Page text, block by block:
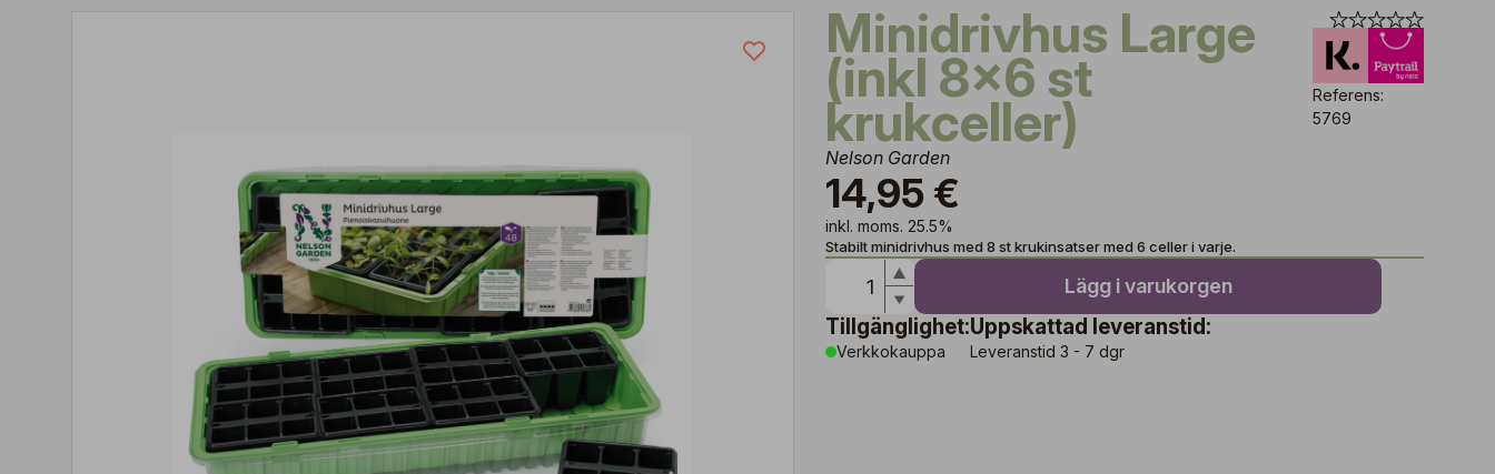
Minidrivhus Large
(inkl 8x6 st
krukceller)
Nelson Garden
14,95 €
inkl. moms. 25.5%
Referens:
5769
Stabilt minidrivhus med 8 st krukinsatser med 6 celler i varje.
Lägg i varukorgen
Tillgänglighet:
Verkkokauppa
Uppskattad leveranstid:
Leveranstid 3 - 7 dgr